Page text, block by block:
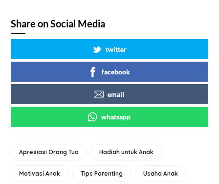
Share on Social Media
twitter
facebook
email
whatsapp
Apresiasi Orang Tua Hadiah untuk Anak
Motivasi Anak Tips Parenting Usaha Anak